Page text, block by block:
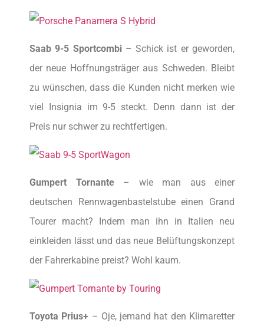
Saab 9-5 Sportcombi– Schick ist er geworden,
der neue Hoffnungsträger aus Schweden. Bleibt
zu wünschen, dass die Kunden nicht merken wie
viel Insignia im 9-5 steckt. Denn dann ist der
Preis nur schwer zu rechtfertigen.
Gumpert Tornante– wie man aus einer
deutschen Rennwagenbastelstube einen Grand
Tourer macht? Indem man ihn in Italien neu
einkleiden lässt und das neue Belüftungskonzept
der Fahrerkabine preist? Wohl kaum.
Toyota Prius+ – Oje, jemand hat den Klimaretter